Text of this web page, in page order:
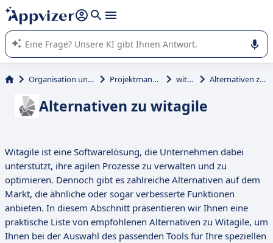
beantworten (mehrere Zeilen mit
Die KI von Appvizer führt Sie bei der Nutzung oder Auswahl
von SaaS-Software in Unternehmen.
Organisation und Planung Projektmanagement witagile Alternativen zu witagile
Alternativen zu witagile
Witagile ist eine Softwarelösung, die Unternehmen dabei
unterstützt, ihre agilen Prozesse zu verwalten und zu
optimieren. Dennoch gibt es zahlreiche Alternativen auf dem
Markt, die ähnliche oder sogar verbesserte Funktionen
anbieten. In diesem Abschnitt präsentieren wir Ihnen eine
praktische Liste von empfohlenen Alternativen zu Witagile, um
Ihnen bei der Auswahl des passenden Tools für Ihre speziellen